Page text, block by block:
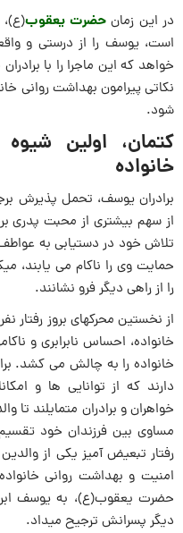
در این زمانحضرت یعقوب‌(ع)،
است، یوسف را از درستى و
خواهد که این ماجرا را با
نکاتی پیرامون بهداشت روانی
شود.
کتمان، اولین
خانواده
برادران یوسف، تحمل پذیرش
از سهم بیشترى از محبت پدرى
تلاش خود در دستیابى به
حمایت وى را ناکام می یابند،
را از راهى دیگر فرو نشانند.
از نخستین محرکهاى بروز رفتار
خانواده، احساس نابرابرى و
خانواده را به چالش می کشد.
دارند که از توانایی ها و
خواهران و برادران متمایلند
مساوى بین فرزندان خود تقسیم
رفتار تبعیض آمیز یکى از
امنیت و بهداشت روانی
حضرت یعقوب‌(ع)، به یوسف
دیگر پسرانش ترجیح میداد.